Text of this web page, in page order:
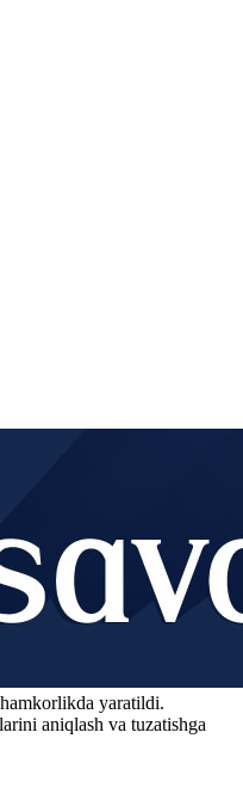
yaratildi.
aniqlash va tuzatishga